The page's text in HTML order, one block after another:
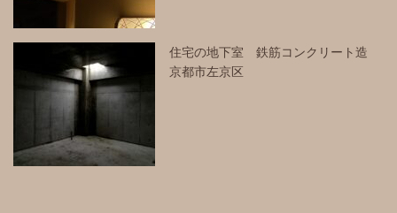
住宅の地下室 鉄筋コンクリート造
京都市左京区